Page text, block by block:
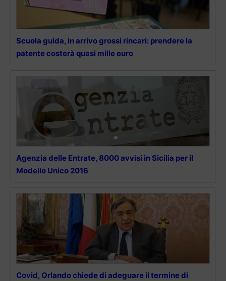
Scuola guida, in arrivo grossi rincari: prendere la
patente costerà quasi mille euro
Agenzia delle Entrate, 8000 avvisi in Sicilia per il
Modello Unico 2016
Covid, Orlando chiede di adeguare il termine di